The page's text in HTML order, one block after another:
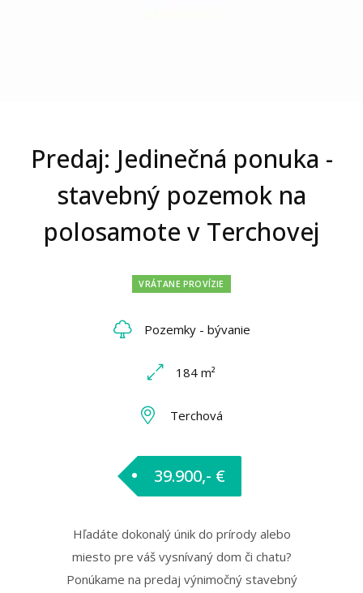
Predaj: Jedinečná ponuka -
stavebný pozemok na
polosamote v Terchovej
VRÁTANE PROVÍZIE
Pozemky - bývanie
184 m²
Terchová
39.900,- €
Hľadáte dokonalý únik do prírody alebo
miesto pre váš vysnívaný dom či chatu?
Ponúkame na predaj výnimočný stavebný